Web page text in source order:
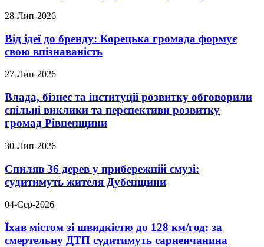
28-Лип-2026
Від ідеї до бренду: Корецька громада формує
свою впізнаваність
27-Лип-2026
Влада, бізнес та інституції розвитку обговорили
спільні виклики та перспективи розвитку
громад Рівненщини
30-Лип-2026
Спиляв 36 дерев у прибережній смузі:
судитимуть жителя Дубенщини
04-Сер-2026
Їхав містом зі швидкістю до 128 км/год: за
смертельну ДТП судитимуть сарненчанина